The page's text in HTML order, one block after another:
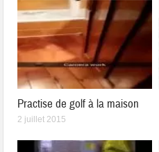
Practise de golf à la maison
2 juillet 2015